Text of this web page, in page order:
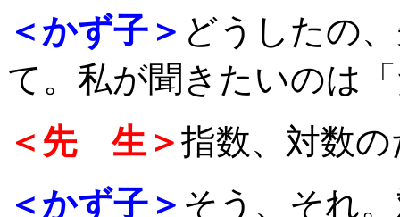
＜かず子＞ どうしたの
て。私が聞きたいのは
＜先 生＞指数、対数
＜かず子＞ そう、それ